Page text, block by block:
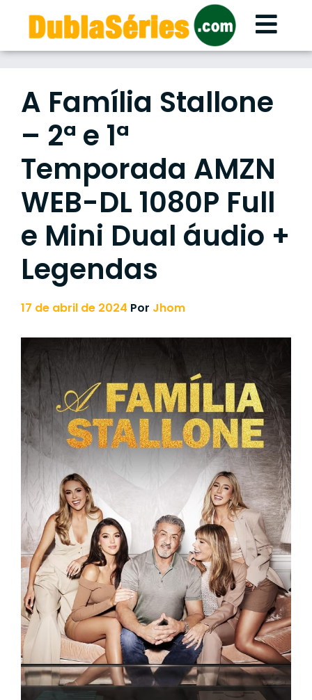
content
A Família Stallone
– 2ª e 1ª
Temporada AMZN
WEB-DL 1080P Full
e Mini Dual áudio +
Legendas
17 de abril de 2024 Por Jhom